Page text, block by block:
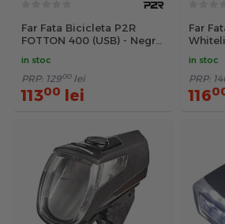
Far Fata Bicicleta P2R
FOTTON 400 (USB) - Negru,
in stoc
PRP: 12900 lei
11300 lei
Far
in stoc
PRP:
116